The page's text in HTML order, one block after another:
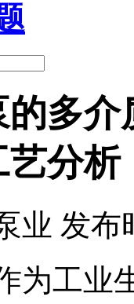
的多介
艺分析
业 发布
为工业